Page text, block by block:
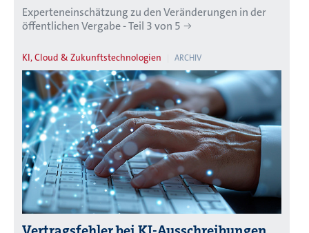
Experteneinschätzung zu den Veränderungen in der
öffentlichen Vergabe - Teil 3 von 5
KI, Cloud & Zukunftstechnologien ARCHIV